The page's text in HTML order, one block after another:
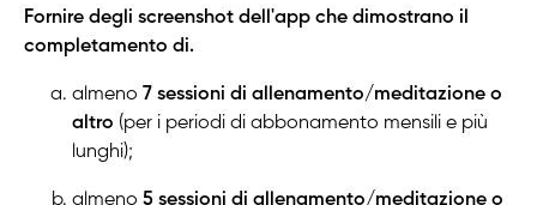
Fornire degli screenshot dell'app che dimostrano il
completamento di.
almeno 7 sessioni di allenamento/meditazione o
altro (per i periodi di abbonamento mensili e più
lunghi);
almeno 5 sessioni di allenamento/meditazione o